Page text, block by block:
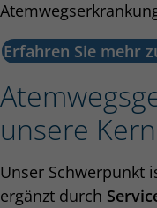
Erfahren Sie mehr
unsere
Unser Schwerpunkt
ergänzt durch